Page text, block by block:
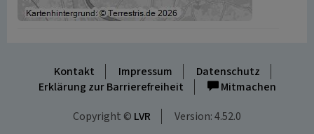
Kontakt Impressum
Datenschutz
Erklärung zur Barrierefreiheit
Mitmachen
Copyright © LVR Version: 4.52.0